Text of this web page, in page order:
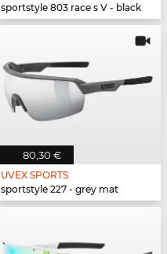
sportstyle 803 race s V - black
80,30 €
UVEX SPORTS
sportstyle 227 - grey mat